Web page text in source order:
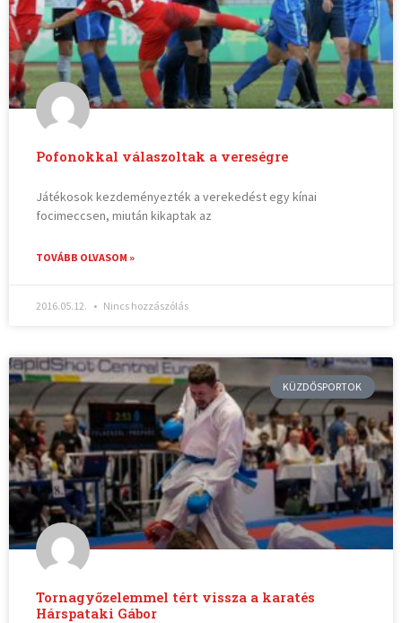
Pofonokkal válaszoltak a vereségre
Játékosok kezdeményezték a verekedést egy kínai
focimeccsen, miután kikaptak az
TOVÁBB OLVASOM »
2016.05.12. Nincs hozzászólás
KÜZDŐSPORTOK
Tornagyőzelemmel tért vissza a karatés
Hárspataki Gábor